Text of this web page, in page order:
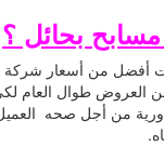
بحائل ؟
أفضل من أسعار شركة
العروض طوال العام
من أجل صحه